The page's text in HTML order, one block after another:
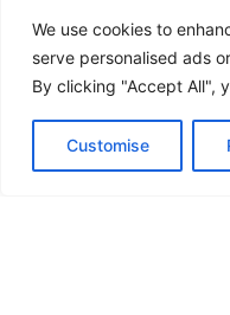
We use cookies to
serve personalised ads
By clicking "Accept All",
Customise
Alle Zimmer
sich im Erdgeschoss.
Aufnahmefähigkeit
maximum 1
/ 11,5 m²